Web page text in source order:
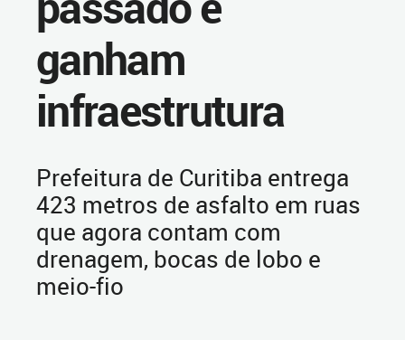
ganham
infraestrutura
Prefeitura de Curitiba entrega
423 metros de asfalto em ruas
que agora contam com
drenagem, bocas de lobo e
meio-fio